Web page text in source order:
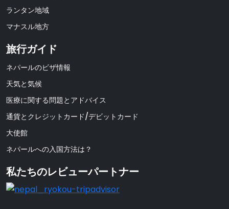
ランタン地域
マナスル地方
旅行ガイド
ネパールのビザ情報
天気と気候
医療に関する問題とアドバイス
通貨とクレジットカード/デビットカード
大使館
ネパールへの入国方法は？
私たちのレビューパートナー